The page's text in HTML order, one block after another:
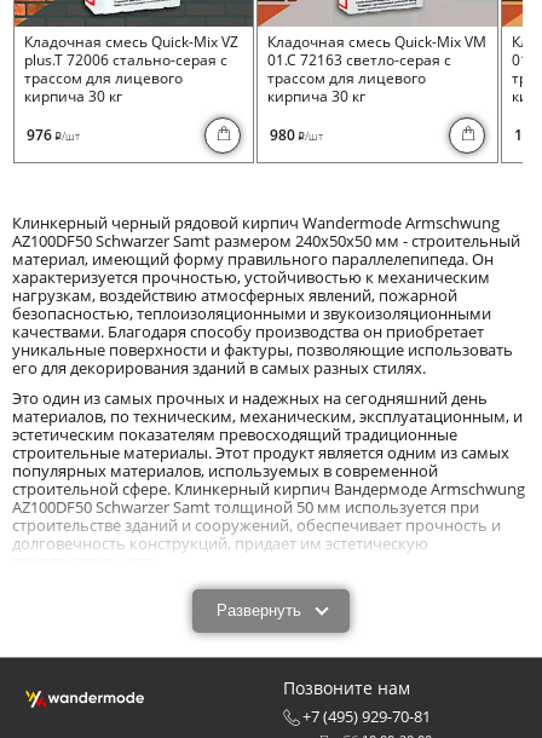
Кладочная смесь Quick-Mix VZ
plus.T 72006 стально-серая с
трассом для лицевого
кирпича 30 кг
976 i/шт
Кладочная смесь Quick-Mix VM
01.C 72163 светло-серая с
трассом для лицевого
кирпича 30 кг
980 i/шт
01.I
Клинкерный черный рядовой кирпич Wandermode Armschwung
AZ100DF50 Schwarzer Samt размером 240x50x50 мм - строительный
материал, имеющий форму правильного параллелепипеда. Он
характеризуется прочностью, устойчивостью к механическим
нагрузкам, воздействию атмосферных явлений, пожарной
безопасностью, теплоизоляционными и звукоизоляционными
качествами. Благодаря способу производства он приобретает
уникальные поверхности и фактуры, позволяющие использовать
его для декорирования зданий в самых разных стилях.
Это один из самых прочных и надежных на сегодняшний день
материалов, по техническим, механическим, эксплуатационным, и
эстетическим показателям превосходящий традиционные
строительные материалы. Этот продукт является одним из самых
популярных материалов, используемых в современной
строительной сфере. Клинкерный кирпич Вандермоде Armschwung
AZ100DF50 Schwarzer Samt толщиной 50 мм используется при
строительстве зданий и сооружений, обеспечивает прочность и
долговечность конструкций, придает им эстетическую
Клинкерный черный рядовой кирпич
Wandermode Armschwung AZ100DF50 Schwarzer
Samt размером 240x50x50 мм: особенности и
технические характеристики.
Клинкерный черный рядовой кирпич Wandermode Armschwung
AZ100DF50 Schwarzer Samt размером 240x50x50 мм выполняет
Развернуть
Позвоните нам
+7 (495) 929-70-81